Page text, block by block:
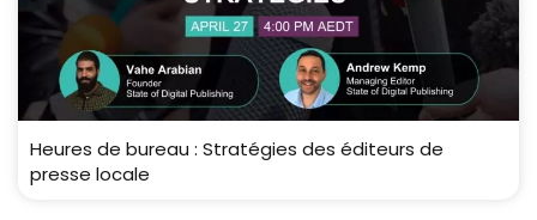
Heures de bureau : Stratégies des éditeurs de
presse locale